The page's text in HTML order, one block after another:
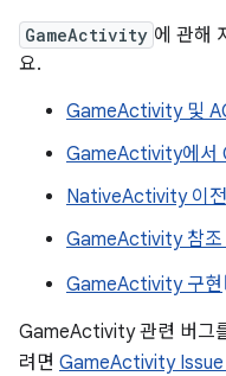
GameActivity 에 관해
요.
GameActivity 및
GameActivity에서
NativeActivity 이
GameActivity 참조
GameActivity 구현
GameActivity 관련 버그
려면 GameActivity